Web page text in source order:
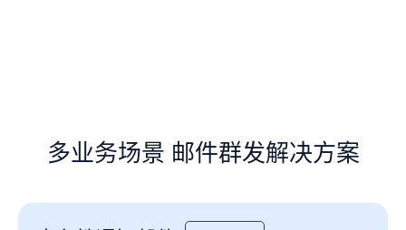
多业务场景 邮件群发解决方案